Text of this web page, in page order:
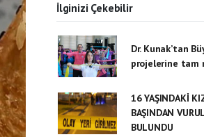
İlginizi Çekebilir
Dr. Kunak’tan
projelerine tam
16 YAŞINDAKİ
BAŞINDAN
BULUNDU